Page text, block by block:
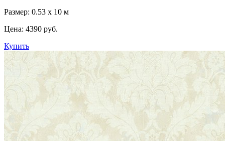
Размер: 0.53 x 10 м
Цена: 4390 руб.
Купить